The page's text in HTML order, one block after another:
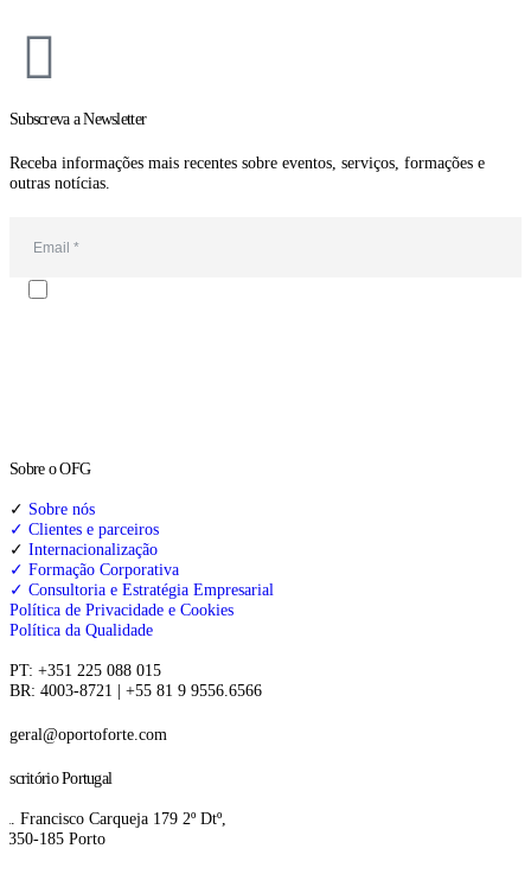
Subscreva a Newsletter
Receba informações mais recentes sobre eventos, serviços, formações e
outras notícias.
Autorizo o envio da newsletter e de comunicações da Oporto Forte
Sobre o OFG
✓ Sobre nós
✓ Clientes e parceiros
✓ Internacionalização
✓ Formação Corporativa
✓ Consultoria e Estratégia Empresarial
Política de Privacidade e Cookies
Política da Qualidade
PT: +351 225 088 015
BR: 4003-8721 | +55 81 9 9556.6566
geral@oportoforte.com
Escritório Portugal
R. Francisco Carqueja 179 2º Dtº,
4350-185 Porto